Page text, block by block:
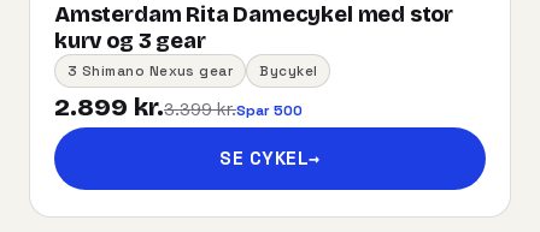
Amsterdam Rita Damecykel med stor
kurv og 3 gear
3 Shimano Nexus gear Bycykel
2.899 kr.3.399 kr.Spar 500
SE CYKEL→